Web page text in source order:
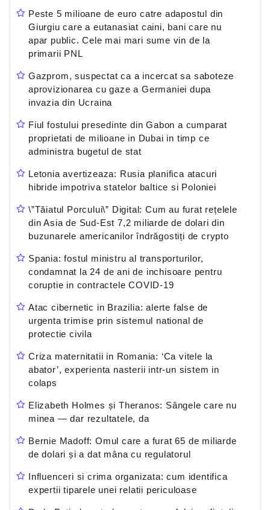
Peste 5 milioane de euro catre adapostul din
Giurgiu care a eutanasiat caini, bani care nu
apar public. Cele mai mari sume vin de la
primarii PNL
Gazprom, suspectat ca a incercat sa saboteze
aprovizionarea cu gaze a Germaniei dupa
invazia din Ucraina
Fiul fostului presedinte din Gabon a cumparat
proprietati de milioane in Dubai in timp ce
administra bugetul de stat
Letonia avertizeaza: Rusia planifica atacuri
hibride impotriva statelor baltice si Poloniei
\”Tăiatul Porcului\” Digital: Cum au furat rețelele
din Asia de Sud-Est 7,2 miliarde de dolari din
buzunarele americanilor îndrăgostiți de crypto
Spania: fostul ministru al transporturilor,
condamnat la 24 de ani de inchisoare pentru
coruptie in contractele COVID-19
Atac cibernetic in Brazilia: alerte false de
urgenta trimise prin sistemul national de
protectie civila
Criza maternitatii in Romania: ‘Ca vitele la
abator’, experienta nasterii intr-un sistem in
colaps
Elizabeth Holmes și Theranos: Sângele care nu
minea — dar rezultatele, da
Bernie Madoff: Omul care a furat 65 de miliarde
de dolari și a dat mâna cu regulatorul
Influenceri si crima organizata: cum identifica
expertii tiparele unei relatii periculoase